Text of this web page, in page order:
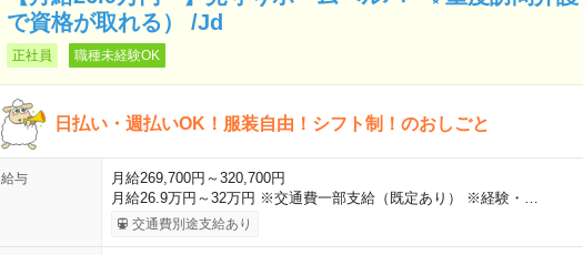
で資格が取れる） /Jd
正社員 職種未経験OK
日払い・週払いOK！服装自由！シフト制！のおしごと
給与
月給269,700円～320,700円
月給26.9万円～32万円 ※交通費一部支給（既定あり） ※経験・…
交通費別途支給あり